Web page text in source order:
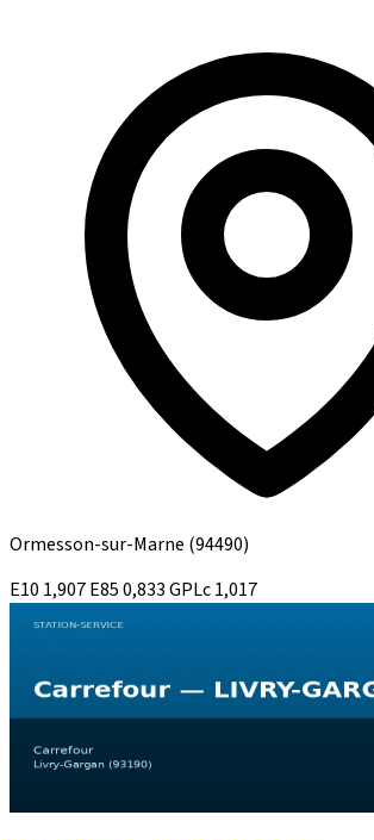
Ormesson-sur-Marne (94490)
E10 1,907E850,833GPLc1,017